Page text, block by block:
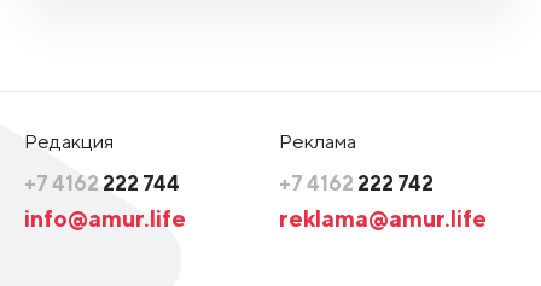
Редакция
+7 4162 222 744
info@amur.life
Реклама
+7 4162 222 742
reklama@amur.life